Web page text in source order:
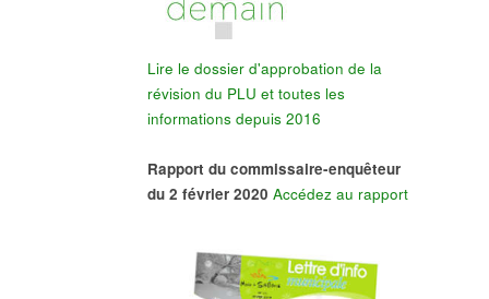
Lire le dossier d'approbation de la
révision du PLU et toutes les
informations depuis 2016
Rapport du commissaire-enquêteur
du 2 février 2020 Accédez au rapport